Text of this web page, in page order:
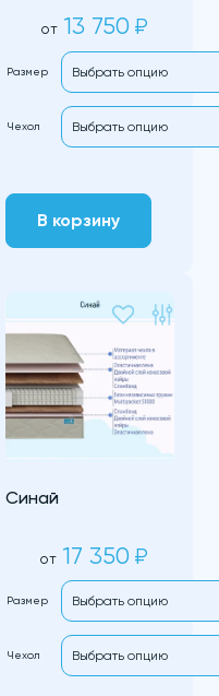
от 13 750 ₽
Размер
Чехол
В корзину
Синай
от 17 350 ₽
Размер
Чехол